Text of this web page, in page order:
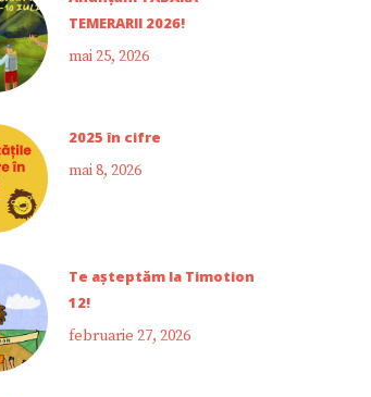
TEMERARII 2026!
mai 25, 2026
2025 în cifre
mai 8, 2026
Te așteptăm la Timotion
12!
februarie 27, 2026